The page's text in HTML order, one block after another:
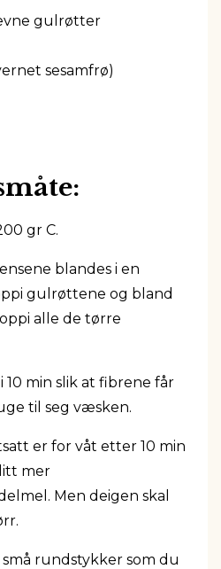
gulrøtter
sesamfrø)
gr C.
blandes i en
gulrøttene og bland
alle de tørre
10 min slik at fibrene får
til seg væsken.
er for våt etter 10 min
mer
Men deigen skal
rundstykker som du